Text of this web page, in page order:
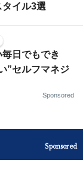
イル3選
日でもでき
”セルフマネジ
Sponsored
Sponsored